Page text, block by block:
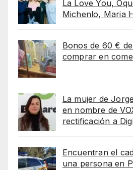
La Love You,
Michenlo, Maria
Bonos de 60 €
comprar en
La mujer de
en nombre de
rectificación a
Encuentran el
una persona en